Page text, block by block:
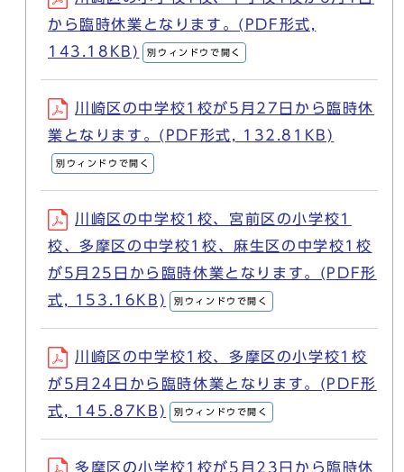
から臨時休業となります。(PDF形式,
143.18KB)
別ウィンドウで開く
川崎区の中学校1校が5月27日から臨時休
業となります。(PDF形式, 132.81KB)
別ウィンドウで開く
川崎区の中学校1校、宮前区の小学校1
校、多摩区の中学校1校、麻生区の中学校1校
が5月25日から臨時休業となります。(PDF形
式, 153.16KB)
別ウィンドウで開く
川崎区の中学校1校、多摩区の小学校1校
が5月24日から臨時休業となります。(PDF形
式, 145.87KB)
別ウィンドウで開く
多摩区の小学校1校が5月23日から臨時休